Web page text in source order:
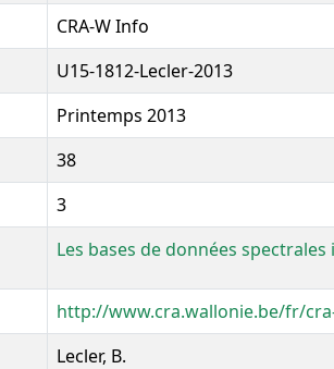
CRA-W Info
U15-1812-Lecler-2013
Printemps 2013
38
3
Les bases de données
http://www.cra.wallonie.be/fr/
Lecler, B.